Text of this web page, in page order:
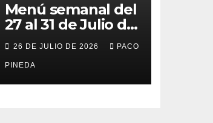
Menú semanal del
27 al 31 de Julio de
2026
26 DE JULIO DE 2026 PACO
PINEDA